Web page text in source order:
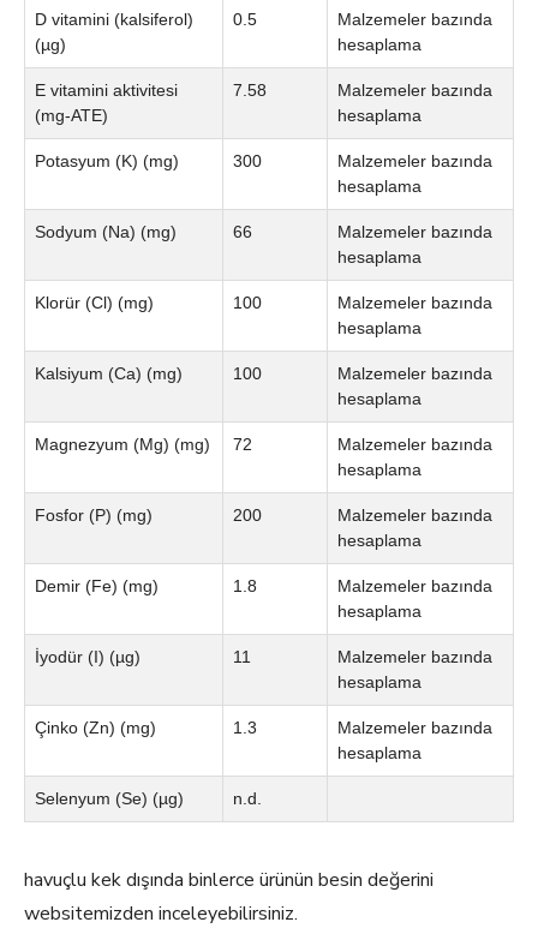
D vitamini (kalsiferol)
(µg)
0.5
Malzemeler bazında
hesaplama
E vitamini aktivitesi
(mg-ATE)
7.58
Malzemeler bazında
hesaplama
Potasyum (K) (mg) 300
Malzemeler bazında
hesaplama
Sodyum (Na) (mg) 66
Malzemeler bazında
hesaplama
Klorür (Cl) (mg) 100
Malzemeler bazında
hesaplama
Kalsiyum (Ca) (mg) 100
Malzemeler bazında
hesaplama
Magnezyum (Mg) (mg) 72
Malzemeler bazında
hesaplama
Fosfor (P) (mg) 200
Malzemeler bazında
hesaplama
Demir (Fe) (mg) 1.8
Malzemeler bazında
hesaplama
İyodür (I) (µg) 11
Malzemeler bazında
hesaplama
Çinko (Zn) (mg) 1.3
Malzemeler bazında
hesaplama
Selenyum (Se) (µg) n.d.
havuçlu kek dışında binlerce ürünün besin değerini
websitemizden inceleyebilirsiniz.